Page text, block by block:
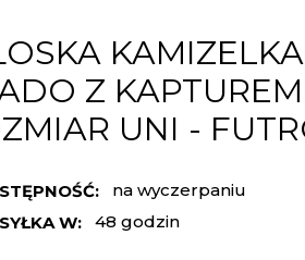
Z
UNI -
na wyczerpaniu
W:
48 godzin